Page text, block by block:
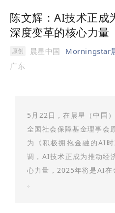
陈文辉：AI技术正成
深度变革的核心力量
原创 晨星中国 Morningstar
广东
5月22日，在晨星（中国
全国社会保障基金理事会
为《积极拥抱金融的AI
调，AI技术正成为推动经
心力量，2025年将是AI在
。